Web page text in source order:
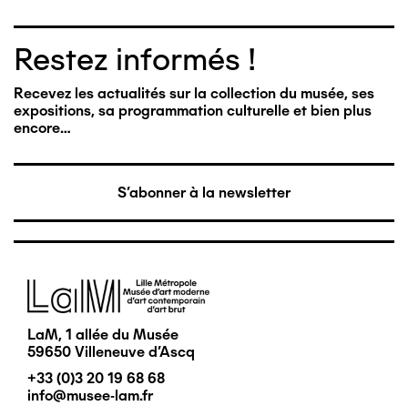
Restez informés !
Recevez les actualités sur la collection du musée, ses
expositions, sa programmation culturelle et bien plus
encore…
S'abonner à la newsletter
Image
LaM, 1 allée du Musée
59650 Villeneuve d'Ascq
+33 (0)3 20 19 68 68
info@musee-lam.fr